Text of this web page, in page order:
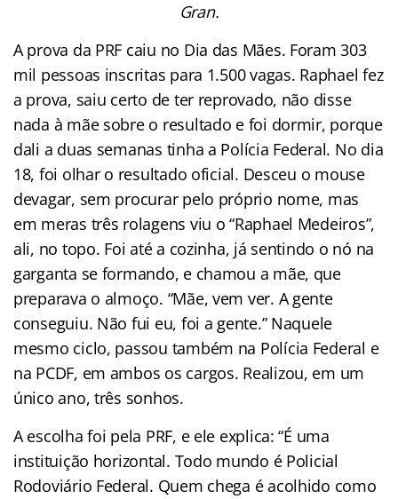
Gran.
A prova da PRF caiu no Dia das Mães. Foram 303
mil pessoas inscritas para 1.500 vagas. Raphael fez
a prova, saiu certo de ter reprovado, não disse
nada à mãe sobre o resultado e foi dormir, porque
dali a duas semanas tinha a Polícia Federal. No dia
18, foi olhar o resultado oficial. Desceu o mouse
devagar, sem procurar pelo próprio nome, mas
em meras três rolagens viu o “Raphael Medeiros”,
ali, no topo. Foi até a cozinha, já sentindo o nó na
garganta se formando, e chamou a mãe, que
preparava o almoço. “Mãe, vem ver. A gente
conseguiu. Não fui eu, foi a gente.” Naquele
mesmo ciclo, passou também na Polícia Federal e
na PCDF, em ambos os cargos. Realizou, em um
único ano, três sonhos.
A escolha foi pela PRF, e ele explica: “É uma
instituição horizontal. Todo mundo é Policial
Rodoviário Federal. Quem chega é acolhido como